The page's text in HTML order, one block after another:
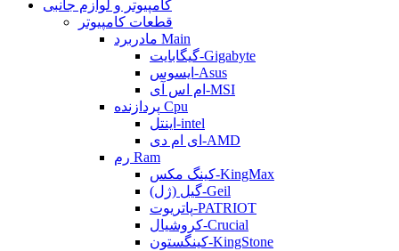
کامپیوتر و لوازم جانبی
قطعات کامپیوتر
مادربرد Main
گیگابایت-Gigabyte
ایسوس-Asus
ام اس آی-MSI
پردازنده Cpu
اینتل-intel
ای ام دی-AMD
رم Ram
کینگ مکس-KingMax
گیل (ژل)-Geil
پاتریوت-PATRIOT
کروشیال-Crucial
کینگستون-KingStone